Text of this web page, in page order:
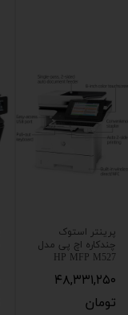
پرینتر استوک
چندکاره اچ پی مدل
HP MFP M527
۴۸,۳۳۱,۲۵۰
تومان